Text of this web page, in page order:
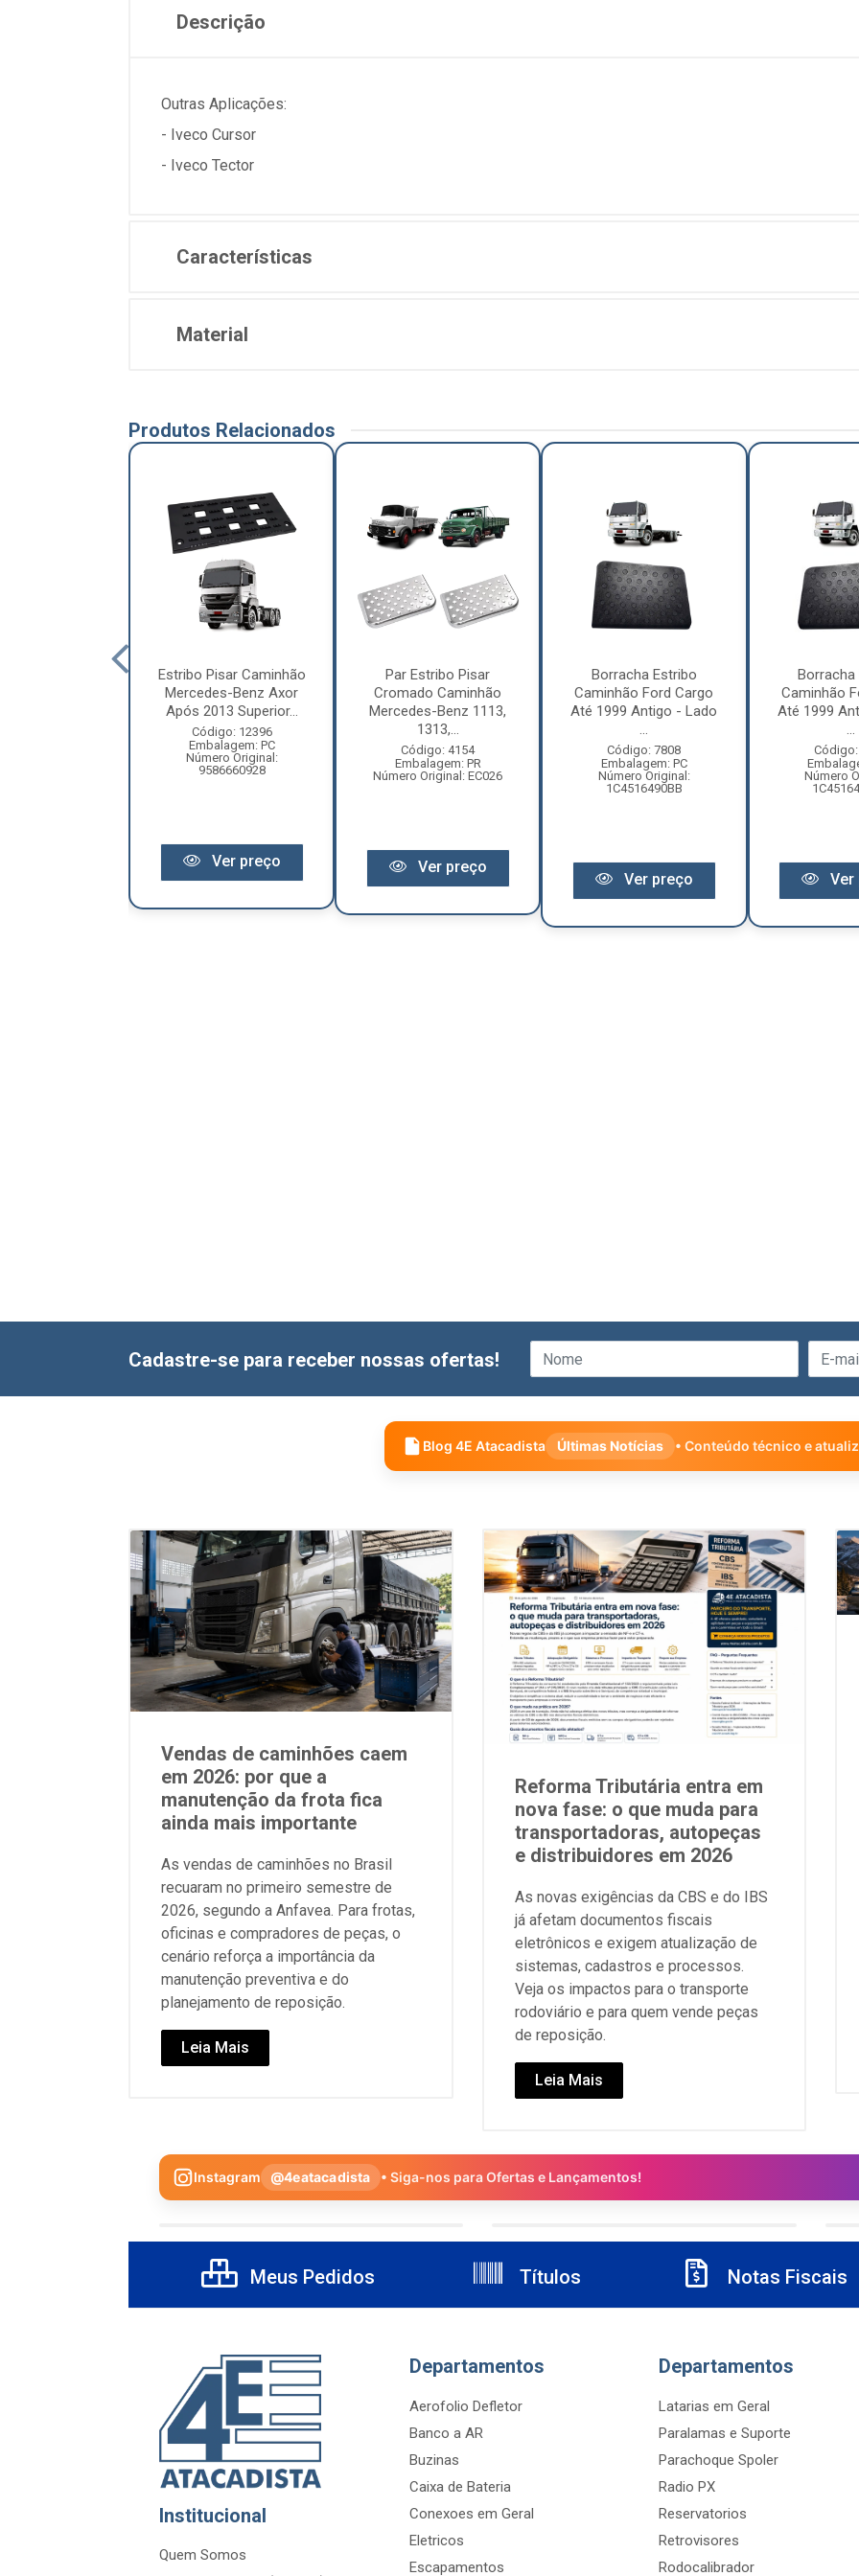
Descrição
Outras Aplicações:
- Iveco Cursor
- Iveco Tector
Características
Material
Produtos Relacionados
Estribo Pisar Caminhão
Mercedes-Benz Axor
Após 2013 Superior...
Código: 12396
Embalagem: PC
Número Original:
9586660928
Ver preço
Par Estribo Pisar
Cromado Caminhão
Mercedes-Benz 1113,
1313,...
Código: 4154
Embalagem: PR
Número Original: EC026
Ver preço
Borracha Estribo
Caminhão Ford Cargo
Até 1999 Antigo - Lado
...
Código: 7808
Embalagem: PC
Número Original:
1C4516490BB
Ver preço
Borracha
Caminhão
Até 1999
...
Número
Ver
Cadastre-se para receber nossas ofertas!
Blog 4E Atacadista Últimas Notícias • Conteúdo técnico e
Vendas de caminhões caem
em 2026: por que a
manutenção da frota fica
ainda mais importante
As vendas de caminhões no Brasil
recuaram no primeiro semestre de
2026, segundo a Anfavea. Para frotas,
oficinas e compradores de peças, o
cenário reforça a importância da
manutenção preventiva e do
planejamento de reposição.
Leia Mais
Reforma Tributária entra em
nova fase: o que muda para
transportadoras, autopeças
e distribuidores em 2026
As novas exigências da CBS e do IBS
já afetam documentos fiscais
eletrônicos e exigem atualização de
sistemas, cadastros e processos.
Veja os impactos para o transporte
rodoviário e para quem vende peças
de reposição.
Leia Mais
Instagram @4eatacadista • Siga-nos para Ofertas e Lançamentos!
Meus Pedidos Títulos Notas Fiscais
Institucional
Quem Somos
Departamentos
Aerofolio Defletor
Banco a AR
Buzinas
Caixa de Bateria
Conexoes em Geral
Eletricos
Escapamentos
Departamentos
Latarias em Geral
Paralamas e Suporte
Parachoque Spoler
Radio PX
Reservatorios
Retrovisores
Rodocalibrador